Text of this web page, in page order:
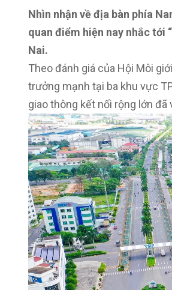
Nhìn nhận về địa bàn phía
quan điểm hiện nay nhắc tới
Nai.
Theo đánh giá của Hội Môi
trưởng mạnh tại ba khu vực
giao thông kết nối rộng lớn